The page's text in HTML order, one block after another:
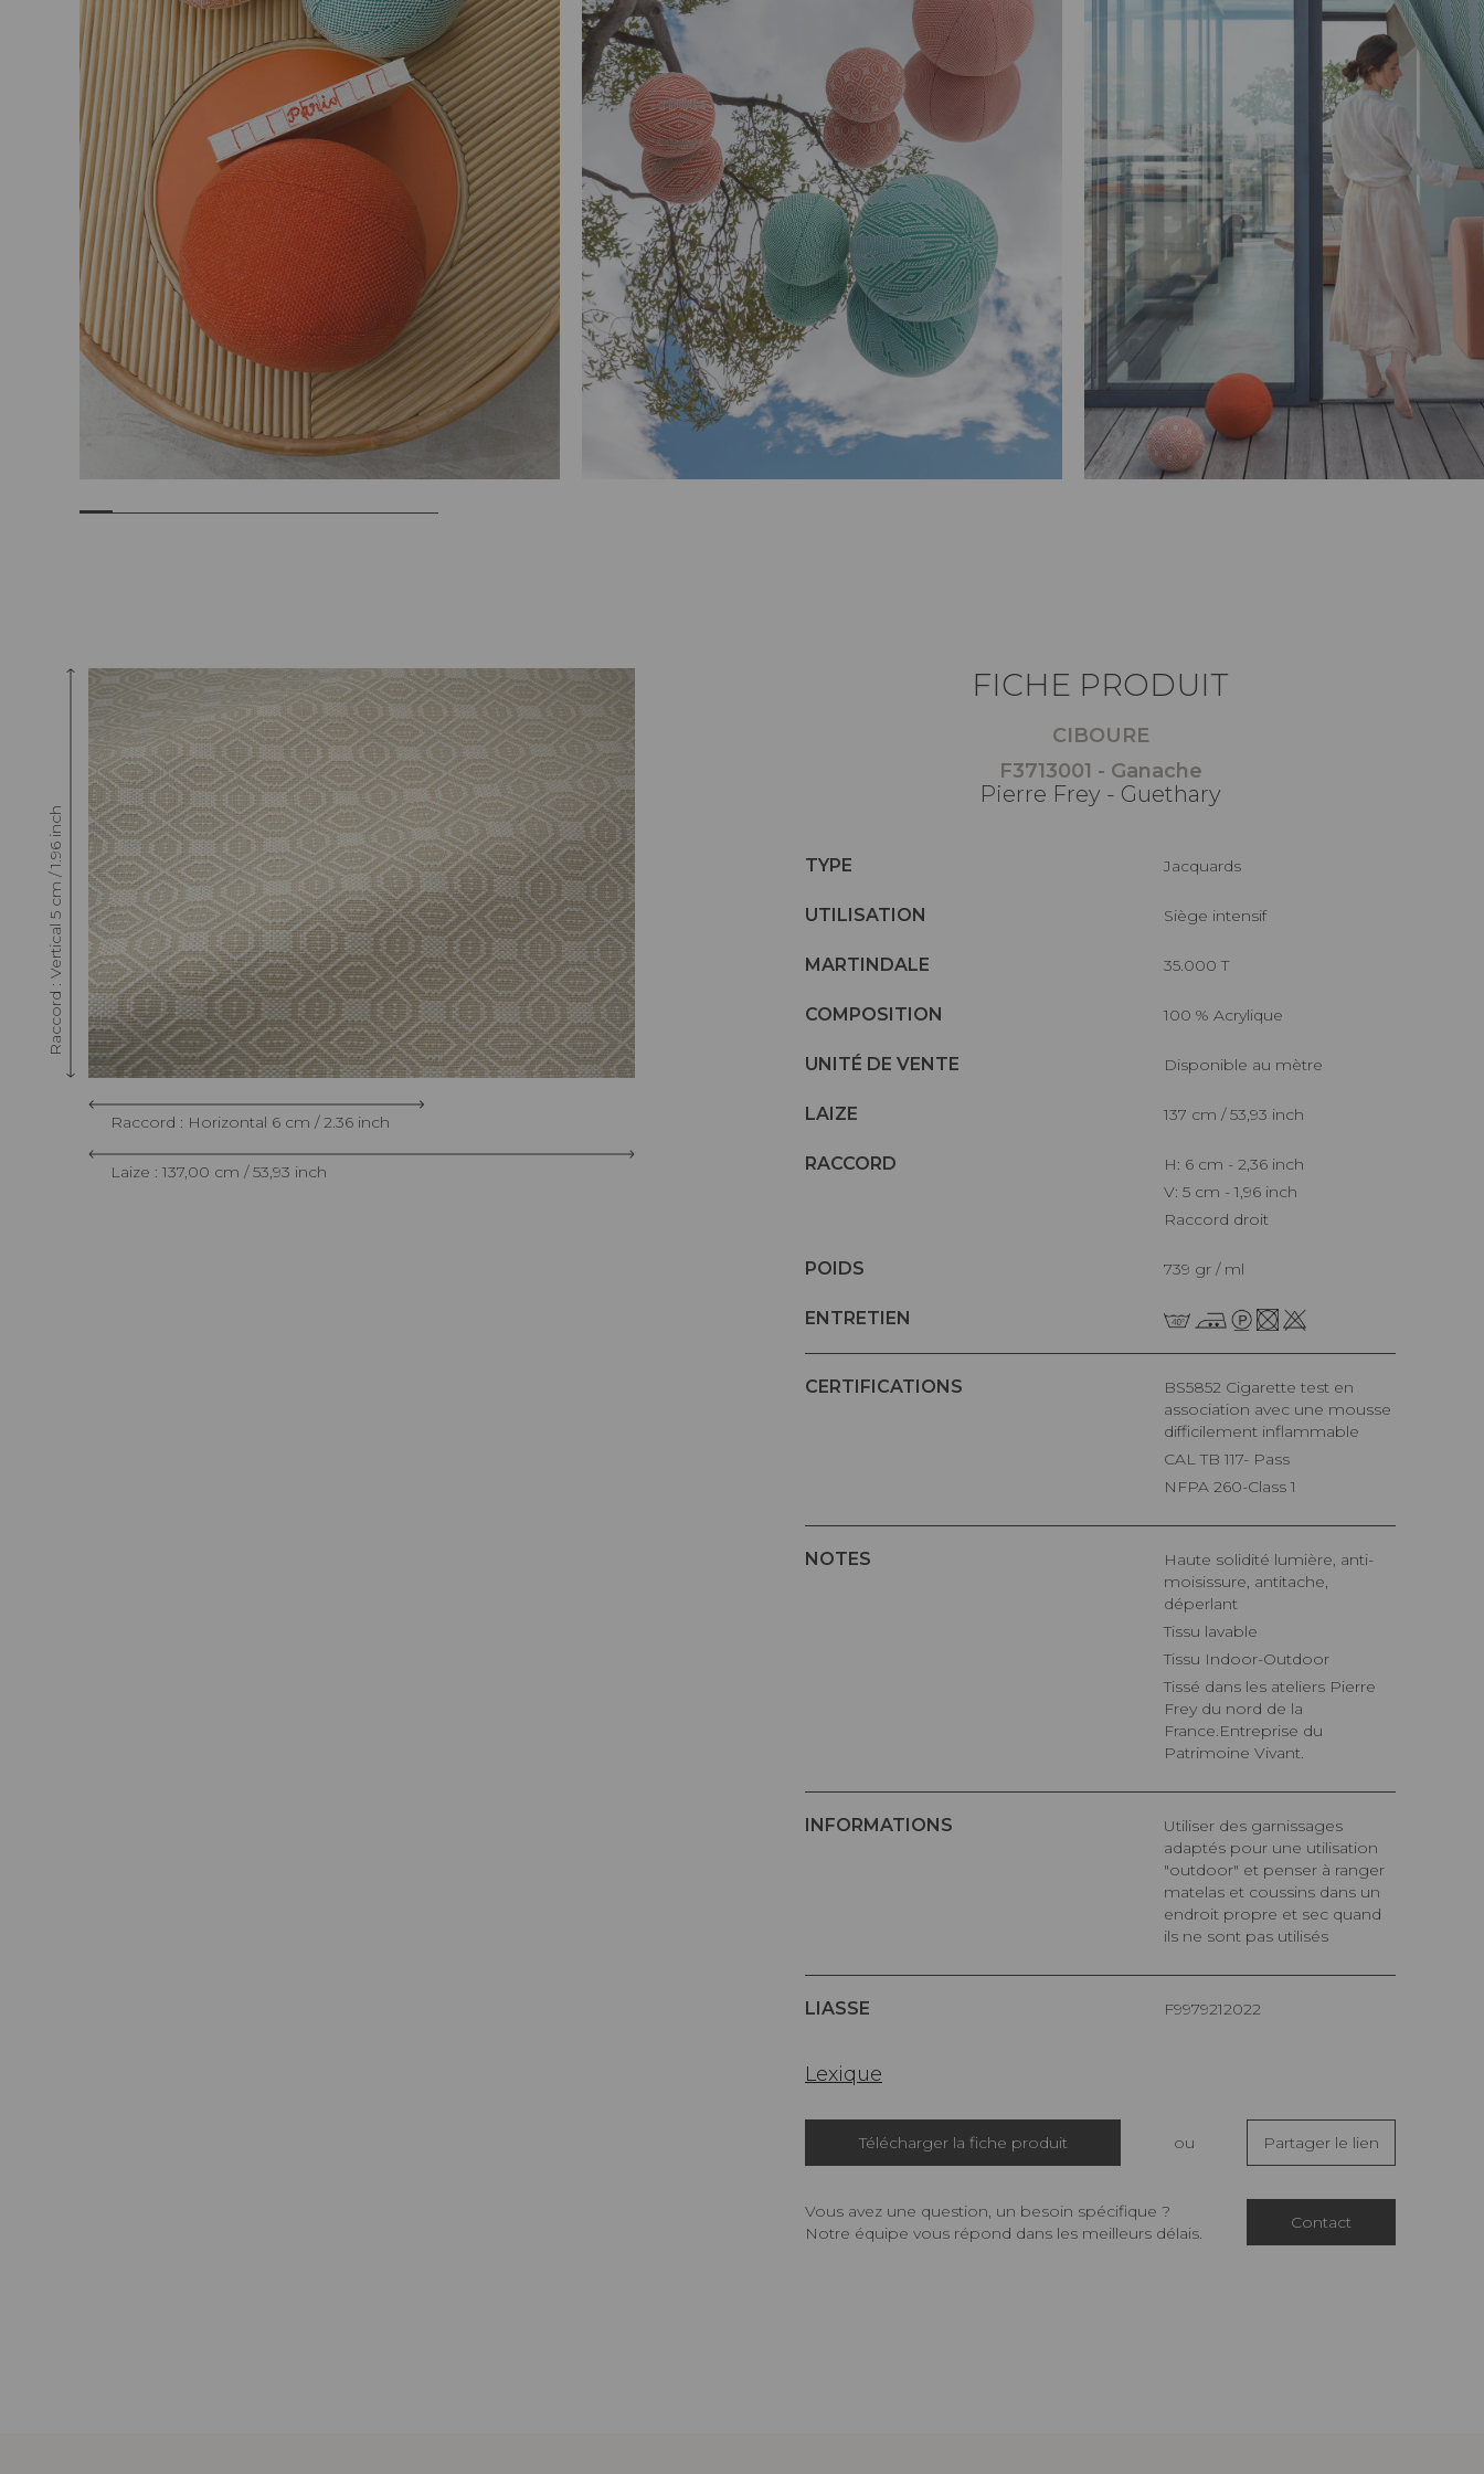
Raccord : Vertical 5 cm / 1.96 inch
Raccord : Horizontal 6 cm / 2.36 inch
Laize : 137,00 cm / 53,93 inch
FICHE PRODUIT
CIBOURE
F3713001 - Ganache
Pierre Frey - Guethary
TYPE Jacquards
UTILISATION Siège intensif
MARTINDALE 35.000 T
COMPOSITION 100 % Acrylique
UNITÉ DE VENTE Disponible au mètre
LAIZE 137 cm / 53,93 inch
RACCORD
H: 6 cm - 2,36 inch
V: 5 cm - 1,96 inch
Raccord droit
POIDS 739 gr / ml
ENTRETIEN
CERTIFICATIONS
BS5852 Cigarette test en
association avec une mousse
difficilement inflammable
CAL TB 117- Pass
NFPA 260-Class 1
NOTES
Haute solidité lumière, anti-
moisissure, antitache,
déperlant
Tissu lavable
Tissu Indoor-Outdoor
Tissé dans les ateliers Pierre
Frey du nord de la
France.Entreprise du
Patrimoine Vivant.
INFORMATIONS
Utiliser des garnissages
adaptés pour une utilisation
"outdoor" et penser à ranger
matelas et coussins dans un
endroit propre et sec quand
ils ne sont pas utilisés
LIASSE F9979212022
Lexique
Télécharger la fiche produit ou Partager le lien
Vous avez une question, un besoin spécifique ?
Notre équipe vous répond dans les meilleurs délais.
Contact